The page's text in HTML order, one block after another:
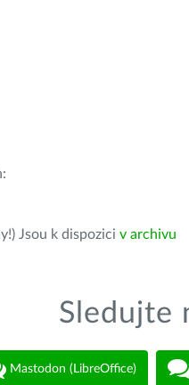
Jsou k dispozici v archivu
Sledujte
Mastodon (LibreOffice)